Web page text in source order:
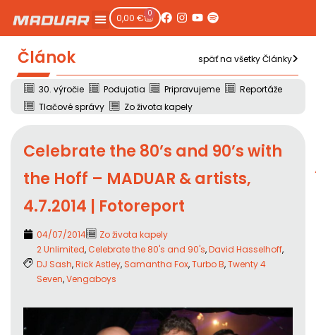
0,00 € 0
Článok späť na všetky Články
30. výročie Podujatia Pripravujeme
Reportáže
Tlačové správy
Zo života kapely
Celebrate the 80’s and 90’s with
the Hoff – MADUAR & artists,
4.7.2014 | Fotoreport
04/07/2014
Zo života kapely
2 Unlimited, Celebrate the 80's and 90's,David Hasselhoff,
DJ Sash,Rick Astley, Samantha Fox,Turbo B,Twenty 4
Seven,Vengaboys